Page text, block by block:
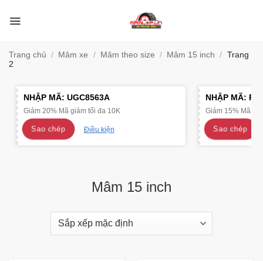
qua
Trang chủ / Mâm xe / Mâm theo size / Mâm 15 inch / Trang
2
NHẬP MÃ: UGC8563A
Giảm 20% Mã giảm tối đa 10K
Sao chép Điều kiện
NHẬP MÃ:
Giảm 15% Mã
Sao chép
Mâm 15 inch